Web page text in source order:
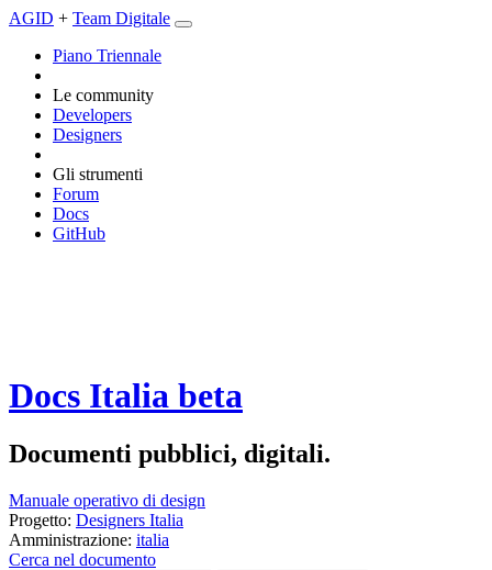
AGID + Team Digitale
Piano Triennale
Le community
Developers
Designers
Gli strumenti
Forum
Docs
GitHub
Docs Italia beta
Documenti pubblici, digitali.
Manuale operativo di design
Progetto: Designers Italia
Amministrazione: italia
Cerca nel documento